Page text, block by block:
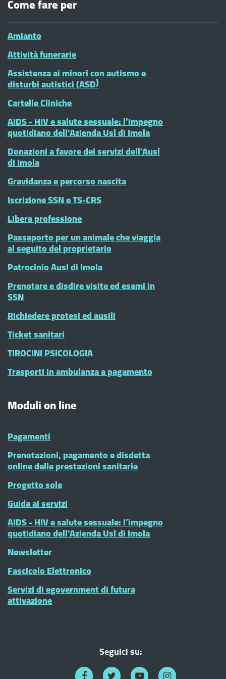
Come fare per
Amianto
Attività funerarie
Assistenza ai minori con autismo e
disturbi autistici (ASD)
Cartelle Cliniche
AIDS - HIV e salute sessuale: l’impegno
quotidiano dell'Azienda Usl di Imola
Donazioni a favore dei servizi dell'Ausl
di Imola
Gravidanza e percorso nascita
Iscrizione SSN e TS-CRS
Libera professione
Passaporto per un animale che viaggia
al seguito del proprietario
Patrocinio Ausl di Imola
Prenotare e disdire visite ed esami in
SSN
Richiedere protesi ed ausili
Ticket sanitari
TIROCINI PSICOLOGIA
Trasporti in ambulanza a pagamento
Moduli on line
Pagamenti
Prenotazioni, pagamento e disdetta
online delle prestazioni sanitarie
Progetto sole
Guida ai servizi
AIDS - HIV e salute sessuale: l’impegno
quotidiano dell'Azienda Usl di Imola
Newsletter
Fascicolo Elettronico
Servizi di egovernment di futura
attivazione
Seguici su: